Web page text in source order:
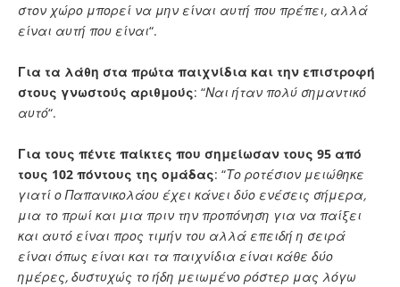
στον χώρο μπορεί να μην είναι αυτή που πρέπει, αλλά
είναι αυτή που είναι“.
Για τα λάθη στα πρώτα παιχνίδια και την επιστροφή
στους γνωστούς αριθμούς: “Ναι ήταν πολύ σημαντικό
αυτό“.
Για τους πέντε παίκτες που σημείωσαν τους 95 από
τους 102 πόντους της ομάδας: “Το ροτέσιον μειώθηκε
γιατί ο Παπανικολάου έχει κάνει δύο ενέσεις σήμερα,
μια το πρωί και μια πριν την προπόνηση για να παίξει
και αυτό είναι προς τιμήν του αλλά επειδή η σειρά
είναι όπως είναι και τα παιχνίδια είναι κάθε δύο
ημέρες, δυστυχώς το ήδη μειωμένο ρόστερ μας λόγω